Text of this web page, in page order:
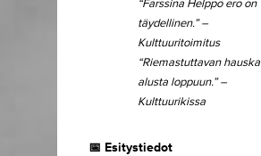
“Farssina Helppo ero on
täydellinen.”–
Kulttuuritoimitus
“Riemastuttavan hauska
alusta loppuun.”–
Kulttuurikissa
📅 Esitystiedot